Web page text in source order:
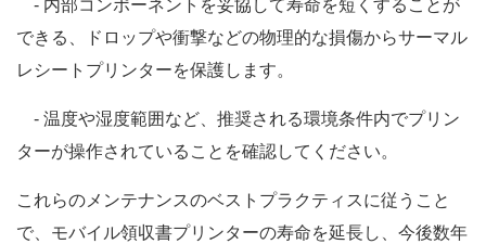
- 内部コンポーネントを妥協して寿命を短くすることが
できる、ドロップや衝撃などの物理的な損傷からサーマル
レシートプリンターを保護します。
- 温度や湿度範囲など、推奨される環境条件内でプリン
ターが操作されていることを確認してください。
これらのメンテナンスのベストプラクティスに従うこと
で、モバイル領収書プリンターの寿命を延長し、今後数年